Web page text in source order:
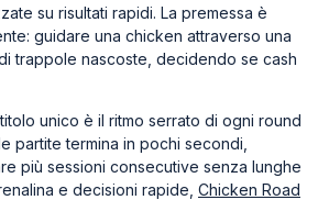
su risultati rapidi. La premessa è
guidare una chicken attraverso una
trappole nascoste, decidendo se cash
unico è il ritmo serrato di ogni round
partite termina in pochi secondi,
più sessioni consecutive senza lunghe
e decisioni rapide, Chicken Road